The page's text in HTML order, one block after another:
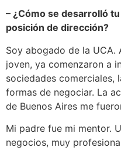
– ¿Cómo se desarrolló
posición de dirección?
Soy abogado de la UCA.
joven, ya comenzaron a
sociedades comerciales,
formas de negociar. La
de Buenos Aires me
Mi padre fue mi mentor.
negocios, muy